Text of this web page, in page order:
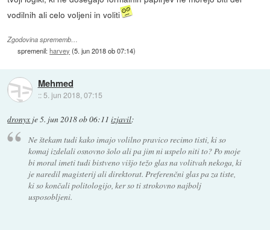
vodilnih ali celo voljeni in voliti
Zgodovina sprememb…
spremenil:harvey (5. jun 2018 ob 07:14)
Mehmed
:: 5. jun 2018, 07:15
dronyx je5. jun 2018 ob 06:11 izjavil:
Ne štekam tudi kako imajo volilno pravico recimo tisti, ki so
komaj izdelali osnovno šolo ali pa jim ni uspelo niti to? Po moje
bi moral imeti tudi bistveno višjo težo glas na volitvah nekoga, ki
je naredil magisterij ali direktorat. Preferenčni glas pa za tiste,
ki so končali politologijo, ker so ti strokovno najbolj
usposobljeni.